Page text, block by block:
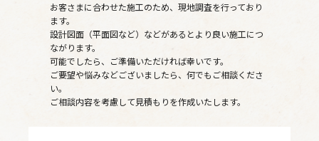
お客さまに合わせた施工のため、現地調査を行っており
ます。
設計図面（平面図など）などがあるとより良い施工につ
ながります。
可能でしたら、ご準備いただければ幸いです。
ご要望や悩みなどございましたら、何でもご相談くださ
い。
ご相談内容を考慮して見積もりを作成いたします。